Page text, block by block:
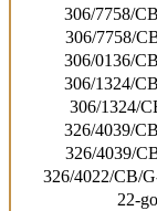
306/7758/
306/7758/
306/0136/
306/1324/
306/1324/
326/4039/
326/4039/
326/4022/CB/
22-